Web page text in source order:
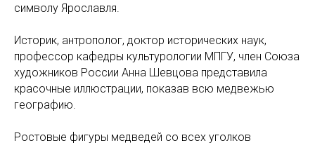
символу Ярославля.
Историк, антрополог, доктор исторических наук,
профессор кафедры культурологии МПГУ, член Союза
художников России Анна Шевцова представила
красочные иллюстрации, показав всю медвежью
географию.
Ростовые фигуры медведей со всех уголков